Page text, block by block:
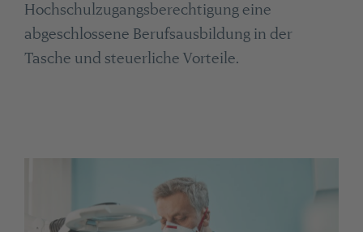
Hochschulzugangsberechtigung eine
abgeschlossene Berufsausbildung in der
Tasche und steuerliche Vorteile.